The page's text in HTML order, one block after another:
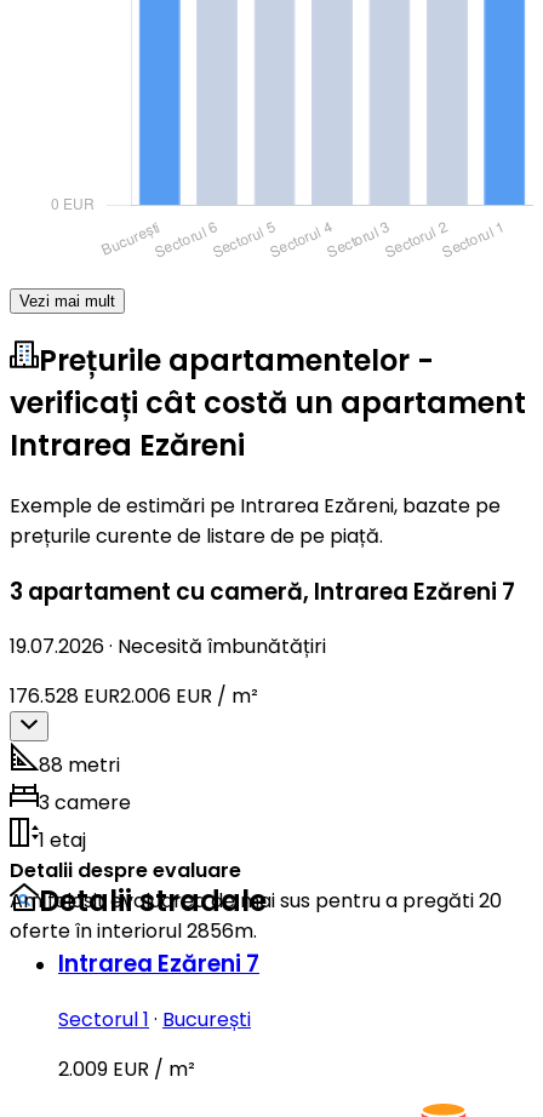
Vezi mai mult
Prețurile apartamentelor -
verificați cât costă un apartament
Intrarea Ezăreni
Exemple de estimări pe Intrarea Ezăreni, bazate pe
prețurile curente de listare de pe piață.
3 apartament cu cameră, Intrarea Ezăreni 7
19.07.2026· Necesită îmbunătățiri
176.528 EUR2.006 EUR / m²
88 metri
3 camere
1 etaj
Detalii despre evaluare
Am folosit evaluarea de mai sus pentru a pregăti 20
oferte în interiorul 2856m.
Detalii stradale
Intrarea Ezăreni 7
Sectorul 1 · București
2.009 EUR / m²